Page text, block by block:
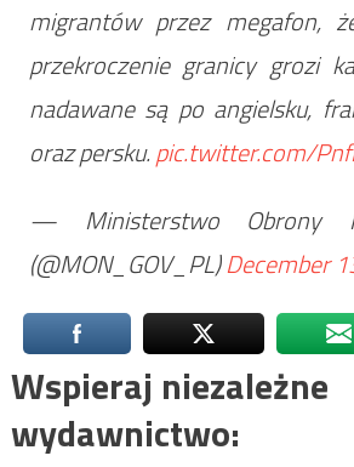
migrantów przez megafon,
przekroczenie granicy grozi
nadawane są po angielsku,
oraz persku.pic.twitter.com/
— Ministerstwo Obrony
(@MON_GOV_PL)December
Wspieraj niezależne
wydawnictwo: